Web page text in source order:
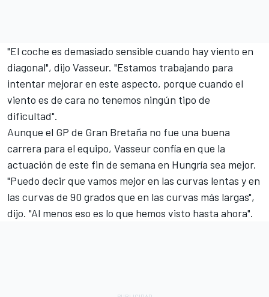
"El coche es demasiado sensible cuando hay viento en
diagonal", dijo Vasseur. "Estamos trabajando para
intentar mejorar en este aspecto, porque cuando el
viento es de cara no tenemos ningún tipo de
dificultad".
Aunque el GP de Gran Bretaña no fue una buena
carrera para el equipo, Vasseur confía en que la
actuación de este fin de semana en Hungría sea mejor.
"Puedo decir que vamos mejor en las curvas lentas y en
las curvas de 90 grados que en las curvas más largas",
dijo. "Al menos eso es lo que hemos visto hasta ahora".